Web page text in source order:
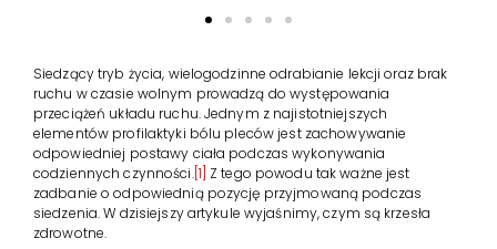
Siedzący tryb życia, wielogodzinne odrabianie lekcji oraz brak
ruchu w czasie wolnym prowadzą do występowania
przeciążeń układu ruchu. Jednym z najistotniejszych
elementów profilaktyki bólu pleców jest zachowywanie
odpowiedniej postawy ciała podczas wykonywania
codziennych czynności.[1] Z tego powodu tak ważne jest
zadbanie o odpowiednią pozycję przyjmowaną podczas
siedzenia. W dzisiejszy artykule wyjaśnimy, czym są krzesła
zdrowotne.